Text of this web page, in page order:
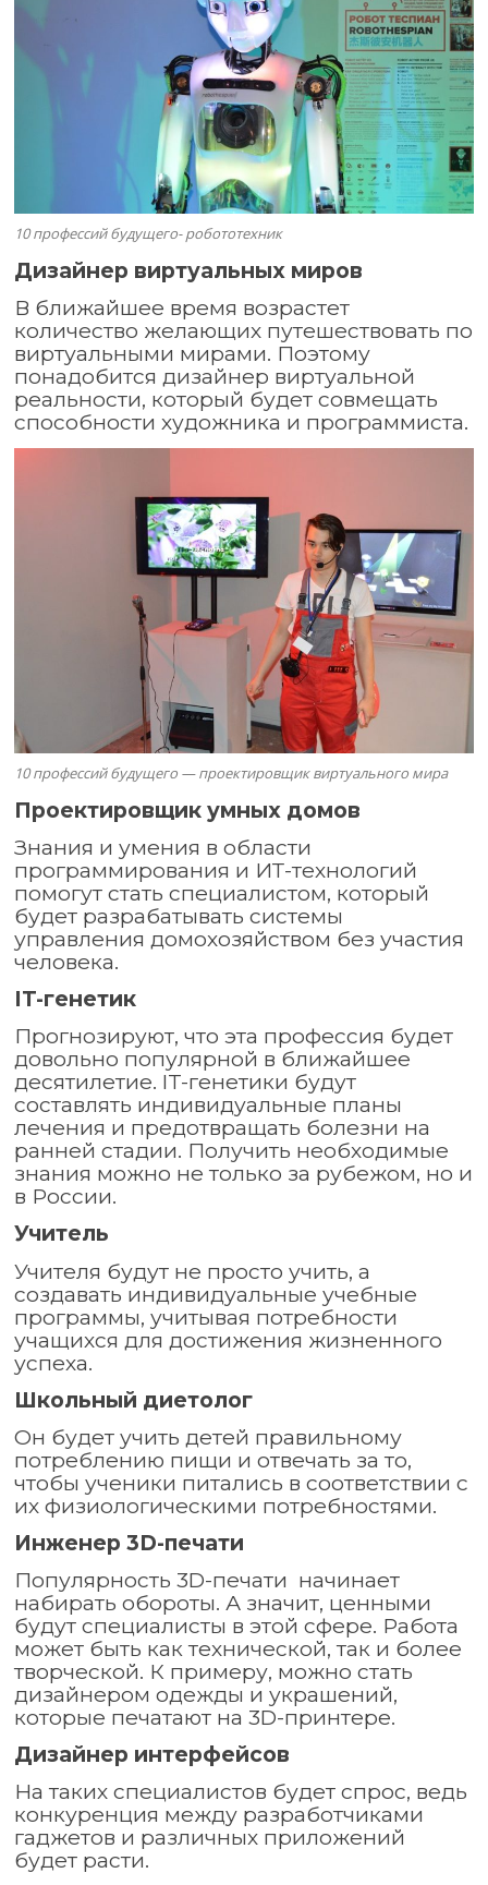
10 профессий будущего- робототехник
Дизайнер виртуальных миров
В ближайшее время возрастет
количество желающих путешествовать по
виртуальными мирами. Поэтому
понадобится дизайнер виртуальной
реальности, который будет совмещать
способности художника и программиста.
10 профессий будущего — проектировщик виртуального мира
Проектировщик умных домов
Знания и умения в области
программирования и ИТ-технологий
помогут стать специалистом, который
будет разрабатывать системы
управления домохозяйством без участия
человека.
IT-генетик
Прогнозируют, что эта профессия будет
довольно популярной в ближайшее
десятилетие. IT-генетики будут
составлять индивидуальные планы
лечения и предотвращать болезни на
ранней стадии. Получить необходимые
знания можно не только за рубежом, но и
в России.
Учитель
Учителя будут не просто учить, а
создавать индивидуальные учебные
программы, учитывая потребности
учащихся для достижения жизненного
успеха.
Школьный диетолог
Он будет учить детей правильному
потреблению пищи и отвечать за то,
чтобы ученики питались в соответствии с
их физиологическими потребностями.
Инженер 3D-печати
Популярность 3D-печати начинает
набирать обороты. А значит, ценными
будут специалисты в этой сфере. Работа
может быть как технической, так и более
творческой. К примеру, можно стать
дизайнером одежды и украшений,
которые печатают на 3D-принтере.
Дизайнер интерфейсов
На таких специалистов будет спрос, ведь
конкуренция между разработчиками
гаджетов и различных приложений
будет расти.